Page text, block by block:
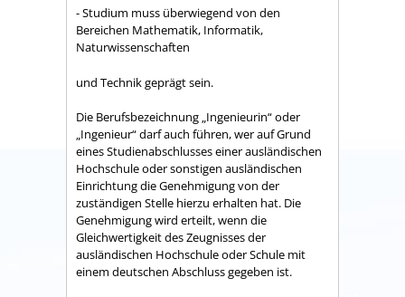
- Studium muss überwiegend von den
Bereichen Mathematik, Informatik,
Naturwissenschaften
und Technik geprägt sein.
Die Berufsbezeichnung „Ingenieurin“ oder
„Ingenieur“ darf auch führen, wer auf Grund
eines Studienabschlusses einer ausländischen
Hochschule oder sonstigen ausländischen
Einrichtung die Genehmigung von der
zuständigen Stelle hierzu erhalten hat. Die
Genehmigung wird erteilt, wenn die
Gleichwertigkeit des Zeugnisses der
ausländischen Hochschule oder Schule mit
einem deutschen Abschluss gegeben ist.